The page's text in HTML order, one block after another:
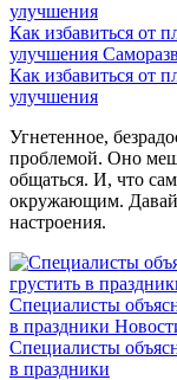
Как избавиться от
улучшения
Как избавиться от
улучшения
Угнетенное,
проблемой. Оно
общаться. И, что
окружающим. Давай
настроения.
Специалисты
в праздники
Специалисты
в праздники